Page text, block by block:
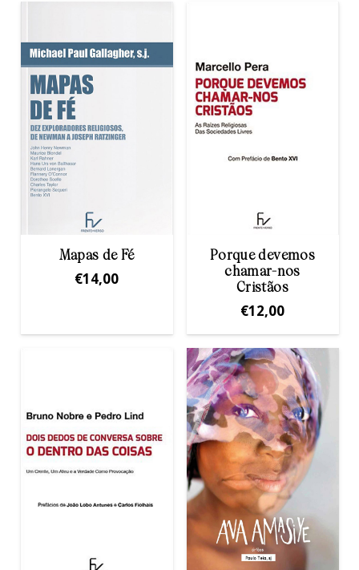
Mapas de Fé
€14,00
Porque devemos
chamar-nos
Cristãos
€12,00